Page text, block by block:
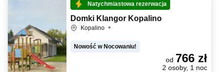
Natychmiastowa rezerwacja
Domki Klangor Kopalino
Kopalino
Nowość w Nocowaniu!
od 766 zł
2 osoby, 1 noc